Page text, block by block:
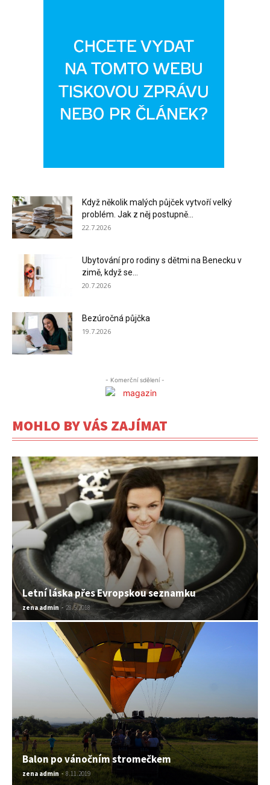
Když několik malých půjček vytvoří velký
problém. Jak z něj postupně...
22.7.2026
Ubytování pro rodiny s dětmi na Benecku v
zimě, když se...
20.7.2026
Bezúročná půjčka
19.7.2026
- Komerční sdělení -
MOHLO BY VÁS ZAJÍMAT
Letní láska přes Evropskou seznamku
zena admin - 28.5.2018
Balon po vánočním stromečkem
zena admin - 8.11.2019